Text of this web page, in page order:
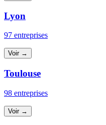
Lyon
97 entreprises
Voir →
Toulouse
98 entreprises
Voir →